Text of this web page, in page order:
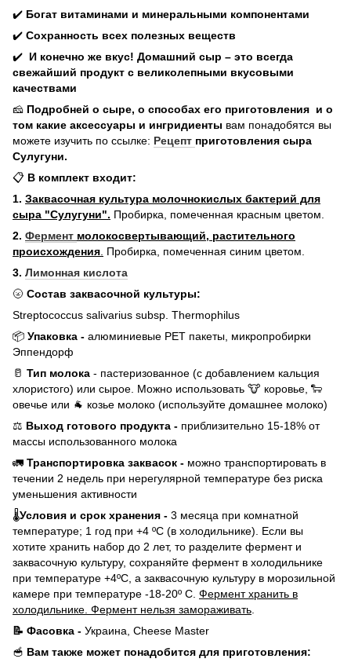
✔️ Богат витаминами и минеральными компонентами
✔️ Сохранность всех полезных веществ
✔️ И конечно же вкус! Домашний сыр – это всегда
свежайший продукт с великолепными вкусовыми
качествами
🧀 Подробней о сыре, о способах его приготовления и о
том какие аксессуары и ингридиенты вам понадобятся вы
можете изучить по ссылке: Рецепт приготовления сыра
Сулугуни.
📋 В комплект входит:
1. Заквасочная культура молочнокислых бактерий для
сыра "Сулугуни". Пробирка, помеченная красным цветом.
2. Фермент молокосвертывающий, растительного
происхождения Пробирка, помеченная синим цветом.
3. Лимонная кислота
🌝 Состав заквасочной культуры:
Streptococcus salivarius subsp. Thermophilus
📦 Упаковка - алюминиевые РЕТ пакеты, микропробирки
Эппендорф
🥛 Тип молока - пастеризованное (с добавлением кальция
хлористого) или сырое. Можно использовать 🐮 коровье, 🐑
овечье или 🐐 козье молоко (используйте домашнее молоко)
⚖️ Выход готового продукта - приблизительно 15-18% от
массы использованного молока
🚛 Транспортировка заквасок - можно транспортировать в
течении 2 недель при нерегулярной температуре без риска
уменьшения активности
🌡Условия и срок хранения - 3 месяца при комнатной
температуре; 1 год при +4 ºС (в холодильнике). Если вы
хотите хранить набор до 2 лет, то разделите фермент и
заквасочную культуру, сохраняйте фермент в холодильнике
при температуре +4ºС, а заквасочную культуру в морозильной
камере при температуре -18-20º С. Фермент хранить в
холодильнике. Фермент нельзя замораживать
📝 Фасовка - Украина, Cheese Master
🥣 Вам также может понадобится для приготовления: